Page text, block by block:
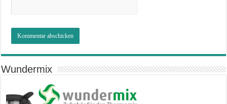
Wundermix